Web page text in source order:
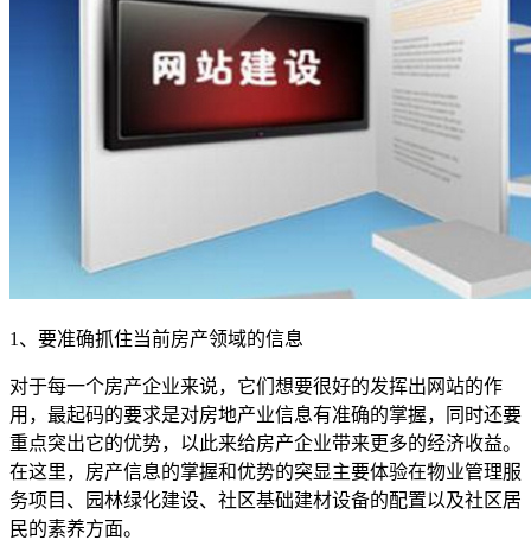
1、要准确抓住当前房产领域的信息
对于每一个房产企业来说，它们想要很好的发挥出网站的作
用，最起码的要求是对房地产业信息有准确的掌握，同时还要
重点突出它的优势，以此来给房产企业带来更多的经济收益。
在这里，房产信息的掌握和优势的突显主要体验在物业管理服
务项目、园林绿化建设、社区基础建材设备的配置以及社区居
民的素养方面。